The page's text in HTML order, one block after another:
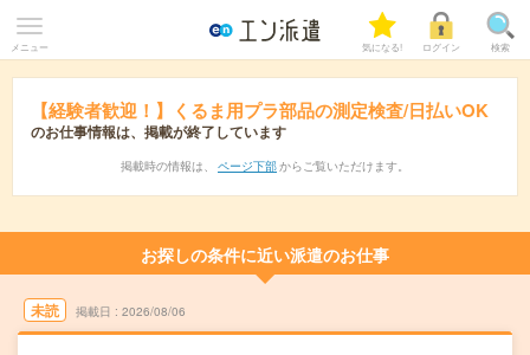
メニュー 気になる! ログイン 検索
【経験者歓迎！】くるま用プラ部品の測定検査/日払いOK
のお仕事情報は、掲載が終了しています
掲載時の情報は、 ページ下部 からご覧いただけます。
お探しの条件に近い派遣のお仕事
未読 掲載日 2026/08/06